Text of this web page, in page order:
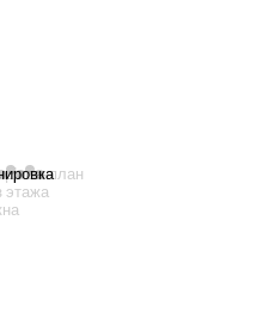
План
этажа
Генплан